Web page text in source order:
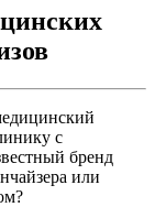
с
бренд
или